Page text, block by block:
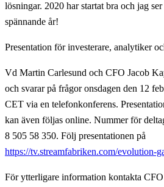
lösningar. 2020 har startat bra och jag
spännande år!
Presentation för investerare, analytiker
Vd Martin Carlesund och CFO Jacob
och svarar på frågor onsdagen den 12
CET via en telefonkonferens.
kan även följas online. Nummer för
8 505 58 350. Följ presentationen på
https://tv.streamfabriken.com/evolution-
För ytterligare information kontakta